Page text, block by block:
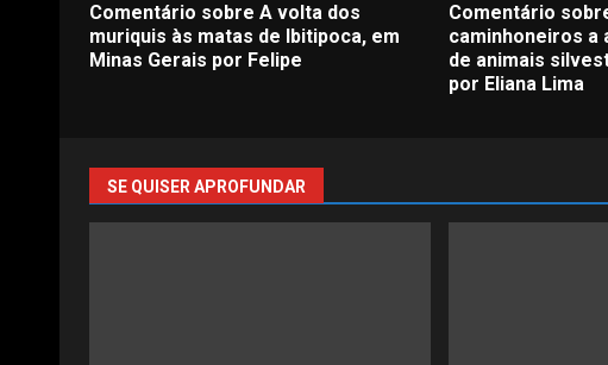
Comentário sobre A volta dos
muriquis às matas de Ibitipoca, em
Minas Gerais por Felipe
Comentário
caminhoneiros a
de animais
por Eliana Lima
SE QUISER APROFUNDAR